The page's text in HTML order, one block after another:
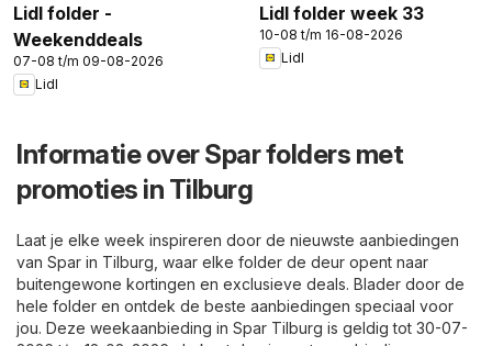
Lidl folder -
Weekenddeals
07-08 t/m 09-08-2026
Lidl
Lidl folder week 33
10-08 t/m 16-08-2026
Lidl
Informatie over Spar folders met
promoties in Tilburg
Laat je elke week inspireren door de nieuwste aanbiedingen
van Spar in Tilburg, waar elke folder de deur opent naar
buitengewone kortingen en exclusieve deals. Blader door de
hele folder en ontdek de beste aanbiedingen speciaal voor
jou. Deze weekaanbieding in Spar Tilburg is geldig tot 30-07-